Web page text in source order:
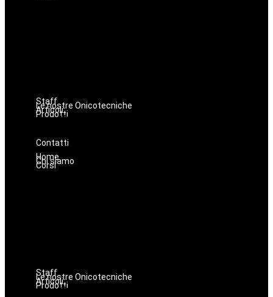
Staff
Le nostre Onicotecniche
Articoli
ProdottiOniconails
Prodotti per ricostruzione unghie
Contatti
Home
Chi siamo
Corsi
Staff
Le nostre Onicotecniche
Articoli
ProdottiOniconails